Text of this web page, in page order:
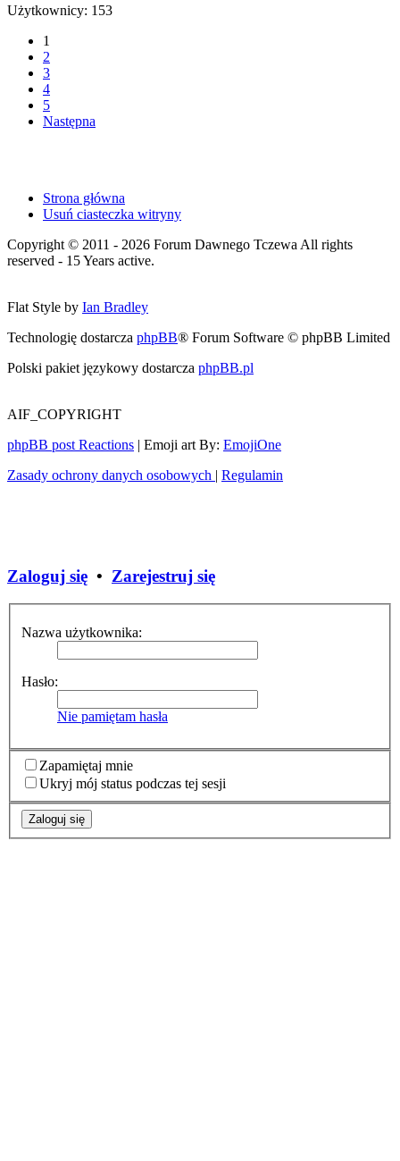
Użytkownicy: 153
1
2
3
4
5
Następna
Strona główna
Usuń ciasteczka witryny
Copyright © 2011 - 2026 Forum Dawnego Tczewa All rights
reserved - 15 Years active.
Flat Style by Ian Bradley
Technologię dostarcza phpBB® Forum Software © phpBB Limited
Polski pakiet językowy dostarcza phpBB.pl
AIF_COPYRIGHT
phpBB post Reactions | Emoji art By: EmojiOne
Zasady ochrony danych osobowych | Regulamin
Zaloguj się • Zarejestruj się
Nazwa użytkownika:
Hasło:
Nie pamiętam hasła
Zapamiętaj mnie
Ukryj mój status podczas tej sesji